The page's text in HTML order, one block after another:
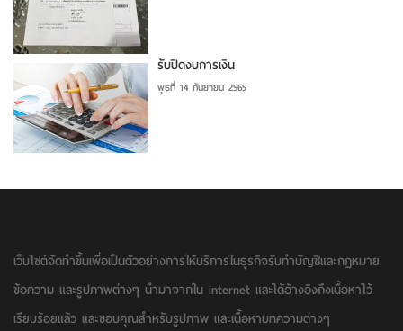
รับปิดงบการเงิน
พุธที่ 14 กันยายน 2565
เว็บไซต์จัดทำขึ้นเพื่อเป็นตัวอย่างการให้บริการในธุรกิจรับทำบัญชีและกฏหมาย
ข้อความ และรูปภาพต่างๆ นำมาจากใน internet และได้อ้างอิงถึงเนื้อหาไว้
เรียบร้อยแล้ว และขอบคุณสำหรับรูปภาพ และเนื้อหาบทความต่างๆ